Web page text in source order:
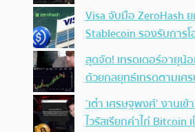
Visa จับมือ ZeroHash
Stablecoin รองรับการโ
สุดจัด! เทรดเดอร์อายุน้
ด้วยกลยุทธ์เทรดตามเศ
‘เต๋า เศรษฐพงศ์’ งานเ
ไวรัสเรียกค่าไถ่ Bitcoin